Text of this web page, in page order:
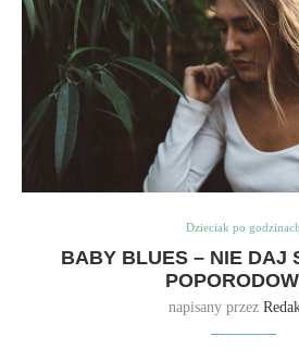
Dzieciak po godzinach
BABY BLUES – NIE DAJ
napisany przez